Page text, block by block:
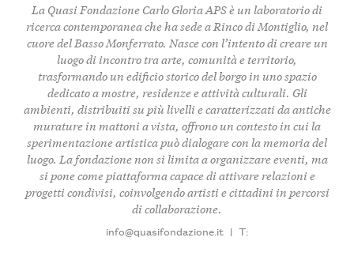
La Quasi Fondazione Carlo Gloria APS è un laboratorio di
ricerca contemporaneache ha sede a Rinco di Montiglio, nel
cuore delBasso Monferrato. Nasce con l’intento di creare un
luogo di incontro traarte, comunitàeterritorio,
trasformando un edificio storico del borgo in uno spazio
dedicato a mostre, residenze e attività culturali. Gli
ambienti, distribuiti su più livelli e caratterizzati da antiche
murature in mattoni a vista, offrono un contesto in cui la
sperimentazione artisticapuò dialogare con la memoria del
luogo. La fondazione non si limita a organizzare eventi, ma
si pone come piattaforma capace di attivarerelazionie
progetti condivisi, coinvolgendo artisti e cittadini in percorsi
di collaborazione.
info@quasifondazione.it | T: